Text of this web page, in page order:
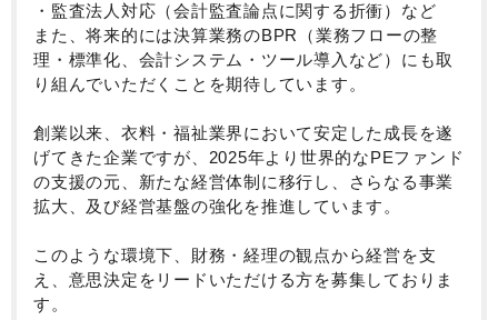
・監査法人対応（会計監査論点に関する折衝）など
また、将来的には決算業務のBPR（業務フローの整
理・標準化、会計システム・ツール導入など）にも取
り組んでいただくことを期待しています。
創業以来、衣料・福祉業界において安定した成長を遂
げてきた企業ですが、2025年より世界的なPEファンド
の支援の元、新たな経営体制に移行し、さらなる事業
拡大、及び経営基盤の強化を推進しています。
このような環境下、財務・経理の観点から経営を支
え、意思決定をリードいただける方を募集しておりま
す。